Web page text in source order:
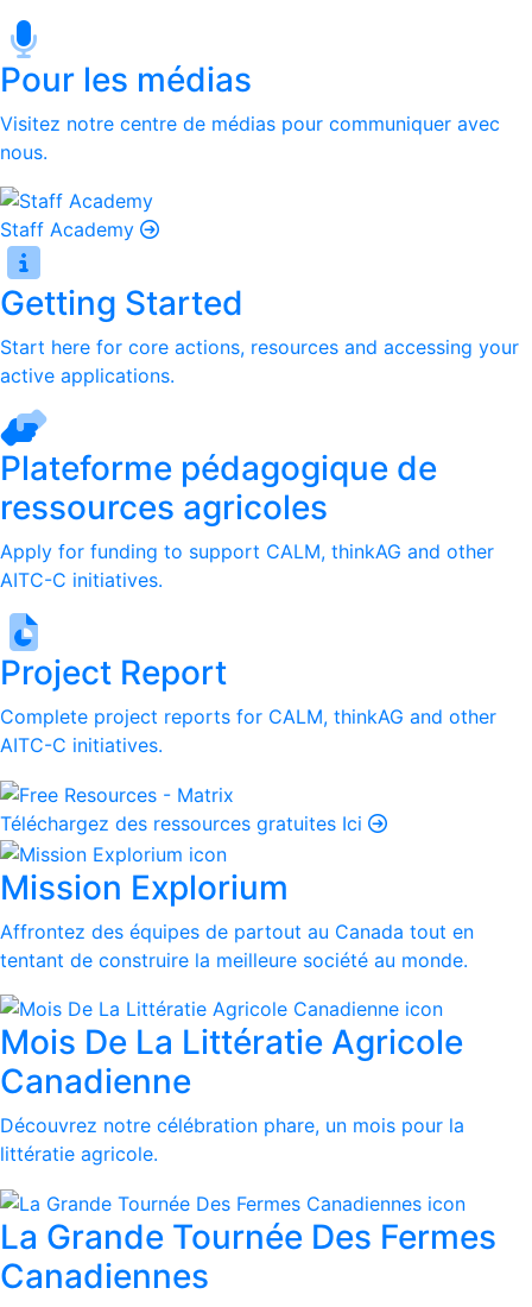
Pour les médias
Visitez notre centre de médias pour communiquer avec
nous.
Staff Academy
Getting Started
Start here for core actions, resources and accessing your
active applications.
Plateforme pédagogique de
ressources agricoles
Apply for funding to support CALM, thinkAG and other
AITC-C initiatives.
Project Report
Complete project reports for CALM, thinkAG and other
AITC-C initiatives.
Téléchargez des ressources gratuites Ici
Mission Explorium
Affrontez des équipes de partout au Canada tout en
tentant de construire la meilleure société au monde.
Mois De La Littératie Agricole
Canadienne
Découvrez notre célébration phare, un mois pour la
littératie agricole.
La Grande Tournée Des Fermes
Canadiennes